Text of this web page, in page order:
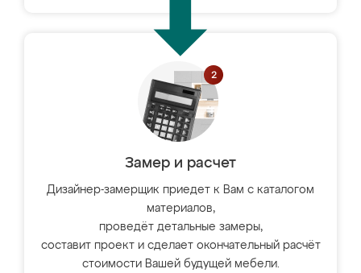
Замер и расчет
Дизайнер-замерщик приедет к Вам с каталогом
материалов,
проведёт детальные замеры,
составит проект и сделает окончательный расчёт
стоимости Вашей будущей мебели.